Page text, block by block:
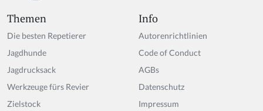
Themen
Die besten Repetierer
Jagdhunde
Jagdrucksack
Werkzeuge fürs Revier
Zielstock
Info
Autorenrichtlinien
Code of Conduct
AGBs
Datenschutz
Impressum